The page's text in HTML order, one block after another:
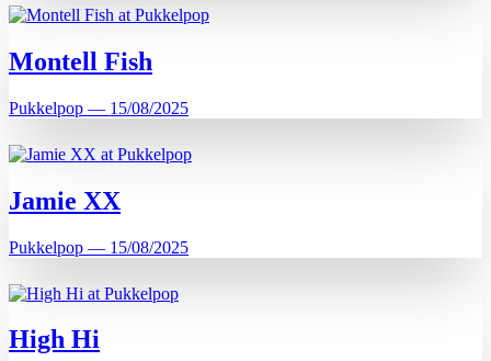
Montell Fish
Pukkelpop — 15/08/2025
Jamie XX
Pukkelpop — 15/08/2025
High Hi